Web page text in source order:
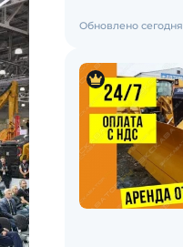
Обновлено сегодня